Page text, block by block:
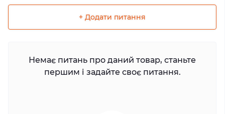
+ Додати питання
Немає питань про даний товар, станьте
першим і задайте своє питання.